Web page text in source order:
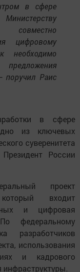
в сфере
Министерству
цифровому
необходимо
поручил Раис
в сфере
из ключевых
суверенитета
России
проект
входит
и цифровая
федеральному
разработчиков
использования
и кадрового
инфраструктуры.